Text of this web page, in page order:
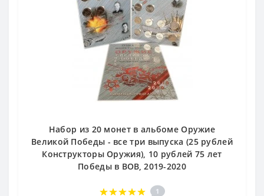
Набор из 20 монет в альбоме Оружие
Великой Победы - все три выпуска (25 рублей
Конструкторы Оружия), 10 рублей 75 лет
Победы в ВОВ, 2019-2020
1